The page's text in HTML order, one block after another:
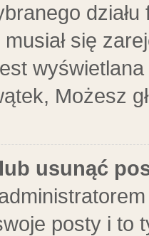
się
Możesz
usunąć
posty i to